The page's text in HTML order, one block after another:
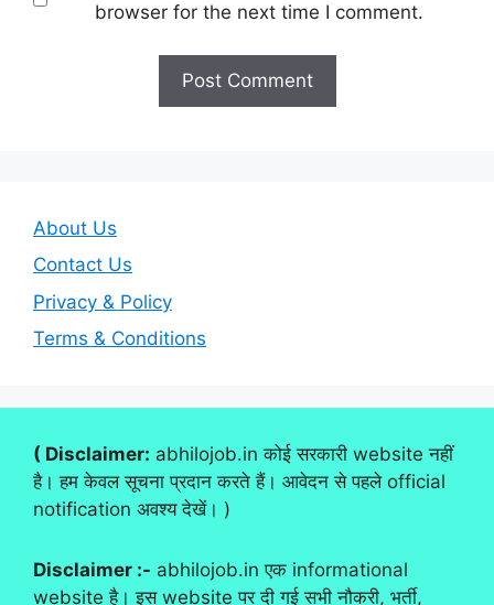
browser for the next time I comment.
About Us
Contact Us
Privacy & Policy
Terms & Conditions
( Disclaimer: abhilojob.in कोई सरकारी website नहीं
है। हम केवल सूचना प्रदान करते हैं। आवेदन से पहले official
notification अवश्य देखें। )
Disclaimer :- abhilojob.in एक informational
website है। इस website पर दी गई सभी नौकरी, भर्ती,